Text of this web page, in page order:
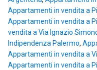
Appartamenti in vendita a
Appartamenti in vendita a
vendita a Via Ignazio
Indipendenza Palermo,
Appartamenti in vendita a
Appartamenti in vendita a